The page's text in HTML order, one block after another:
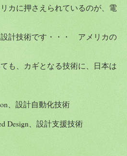
カに押さえられているのが、電
計技術です・・・ アメリカの
も、カギとなる技術に、日本は
、設計自動化技術
Design、設計支援技術